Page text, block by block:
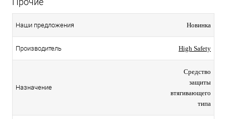
Наши предложения Новинка
Производитель High Safety
Назначение
Средство
защиты
втягивающего
типа